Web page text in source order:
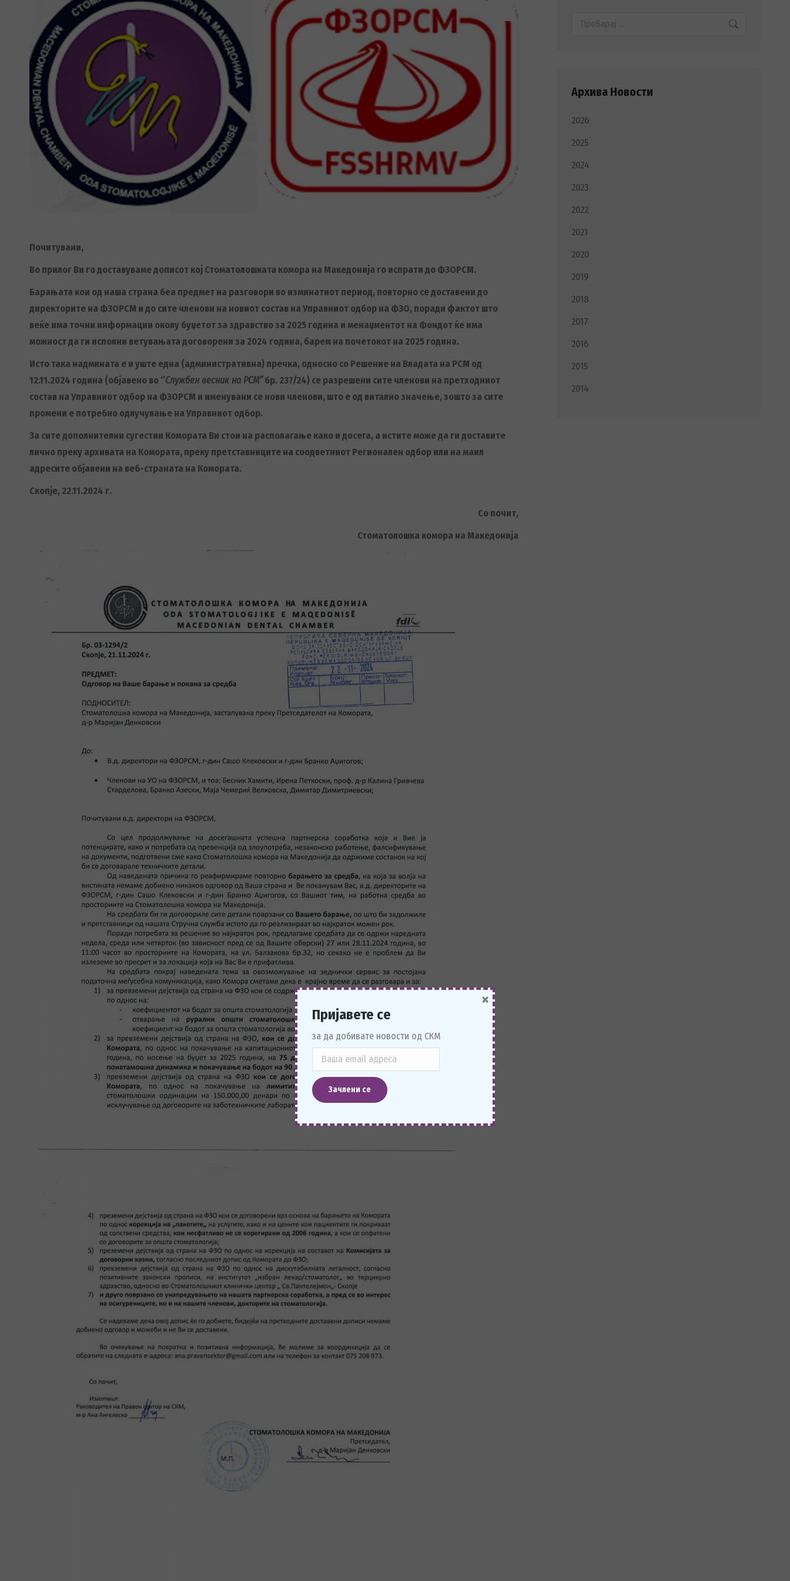
Почитувани,
Во прилог Ви го доставуваме дописот кој Стоматолошката комора на Македонија го испрати до ФЗОРСМ.
Барањата кои од наша страна беа предмет на разговори во изминатиот период, повторно се доставени до
директорите на ФЗОРСМ и до сите членови на новиот состав на Управниот одбор на ФЗО, поради фактот што
веќе има точни информации околу буџетот за здравство за 2025 година и менаџментот на Фондот ќе има
можност да ги исполни ветувањата договорени за 2024 година, барем на почетокот на 2025 година.
Исто така надмината е и уште една (административна) пречка, односно со Решение на Владата на РСМ од
12.11.2024 година (објавено во ‘’Службен весник на РСМ’’бр. 237/24) се разрешени сите членови на претходниот
состав на Управниот одбор на ФЗОРСМ и именувани се нови членови, што е од витално значење, зошто за сите
промени е потребно одлучување на Управниот одбор.
За сите дополнителни сугестии Комората Ви стои на располагање како и досега, а истите може да ги доставите
лично преку архивата на Комората, преку претставниците на соодветниот Регионален одбор или на маил
адресите објавени на веб-страната на Комората.
Скопје, 22.11.2024 г.
Со почит,
Стоматолошка комора на Македонија
Архива Новости
2026
2025
2024
2023
2022
2021
2020
2019
2018
2017
2016
2015
2014
Пријавете се
за да добивате новости од СКМ
×